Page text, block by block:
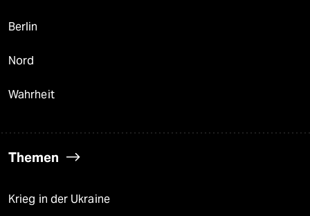
Berlin
Nord
Wahrheit
Themen
Krieg in der Ukraine